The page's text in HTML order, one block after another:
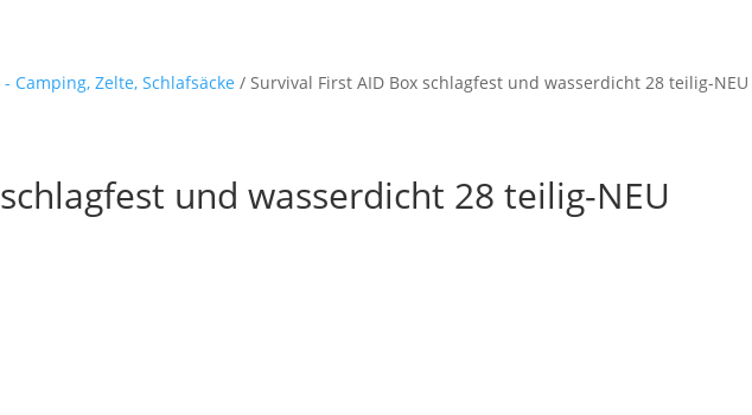
Camping, Zelte, Schlafsäcke / Survival First AID Box schlagfest und wasserdicht 28 teilig-NEU
und wasserdicht 28 teilig-NEU